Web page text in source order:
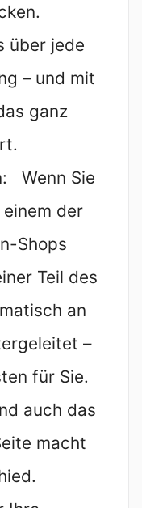
über jede
– und mit
ganz
Wenn Sie
der
Shops
Teil des
an
–
für Sie.
auch das
macht